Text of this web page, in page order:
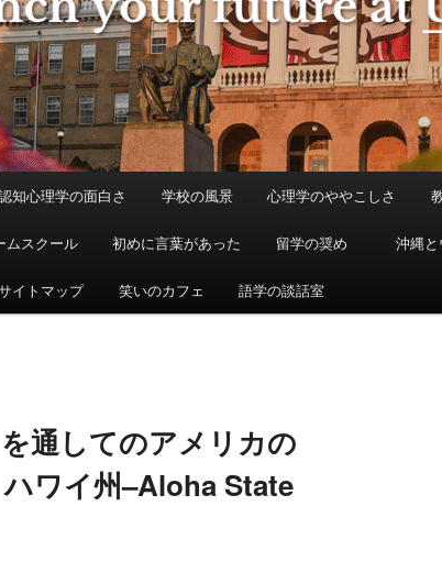
知心理学の面白さ 学校の風景 心理学のややこしさ
ムスクール 初めに言葉があった 留学の奨め 沖縄
イトマップ 笑いのカフェ 語学の談話室
通してのアメリカの
イ州–Aloha State